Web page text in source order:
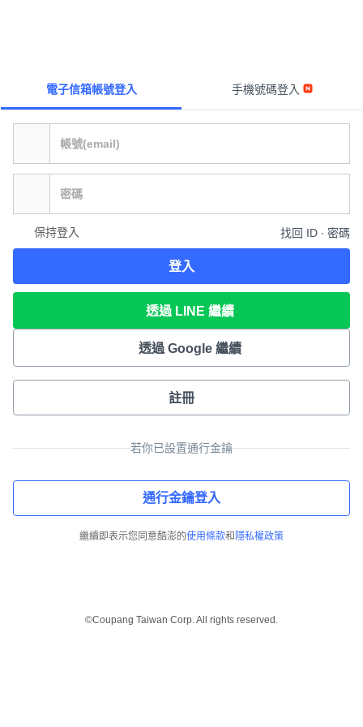
電子信箱帳號登入 手機號碼登入
保持登入 找回 ID ∙ 密碼
登入
透過 LINE 繼續
透過 Google 繼續
註冊
若你已設置通行金鑰
通行金鑰登入
繼續即表示您同意酷澎的使用條款和 隱私權政策
©Coupang Taiwan Corp. All rights reserved.